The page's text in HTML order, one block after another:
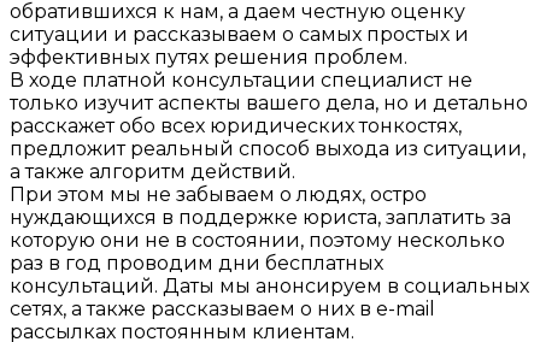
обратившихся к нам, а даем честную оценку
ситуации и рассказываем о самых простых и
эффективных путях решения проблем.
В ходе платной консультации специалист не
только изучит аспекты вашего дела, но и детально
расскажет обо всех юридических тонкостях,
предложит реальный способ выхода из ситуации,
а также алгоритм действий.
При этом мы не забываем о людях, остро
нуждающихся в поддержке юриста, заплатить за
которую они не в состоянии, поэтому несколько
раз в год проводим дни бесплатных
консультаций. Даты мы анонсируем в социальных
сетях, а также рассказываем о них в e-mail
рассылках постоянным клиентам.